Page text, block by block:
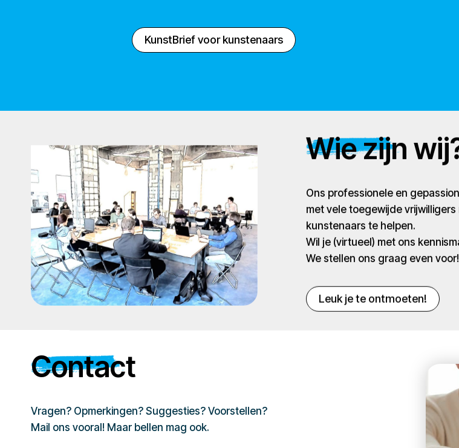
KunstBrief voor kunstenaars
Wie zijn
Ons professionele en
met vele toegewijde
kunstenaars te helpen.
Wil je (virtueel) met ons
We stellen ons graag even voor!
Leuk je te ontmoeten!
Contact
Vragen? Opmerkingen? Suggesties? Voorstellen?
Mail ons vooral! Maar bellen mag ook.